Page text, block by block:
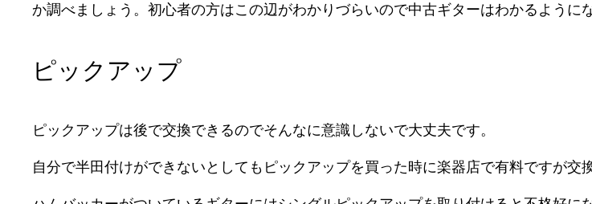
か調べましょう。初心者の方はこの辺がわかりづらいので中古ギターはわかるように
ピックアップ
ピックアップは後で交換できるのでそんなに意識しないで大丈夫です。
自分で半田付けができないとしてもピックアップを買った時に楽器店で有料ですが交